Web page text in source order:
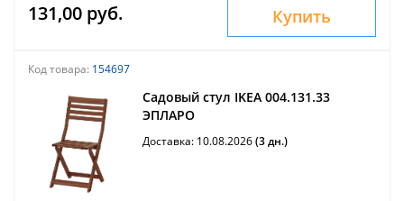
131,00 руб. Купить
Код товара: 154697
Садовый стул IKEA 004.131.33
ЭПЛАРО
Доставка: 10.08.2026(3 дн.)